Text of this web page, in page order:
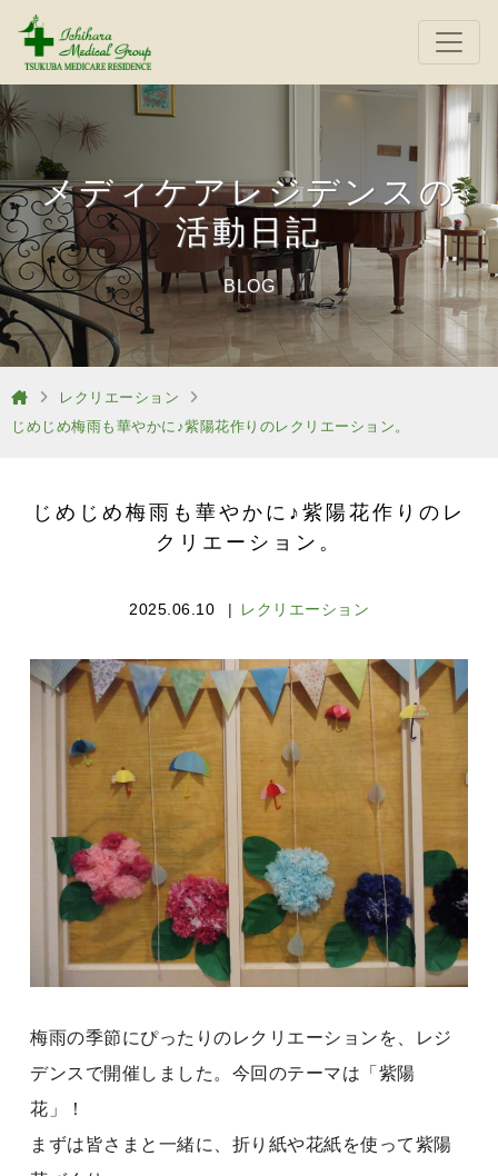
メディケアレジデンスの
活動日記
BLOG
レクリエーション
じめじめ梅雨も華やかに♪紫陽花作りのレクリエーション。
じめじめ梅雨も華やかに♪紫陽花作りのレ
クリエーション。
2025.06.10 レクリエーション
梅雨の季節にぴったりのレクリエーションを、レジ
デンスで開催しました。今回のテーマは「紫陽
花」！
まずは皆さまと一緒に、折り紙や花紙を使って紫陽